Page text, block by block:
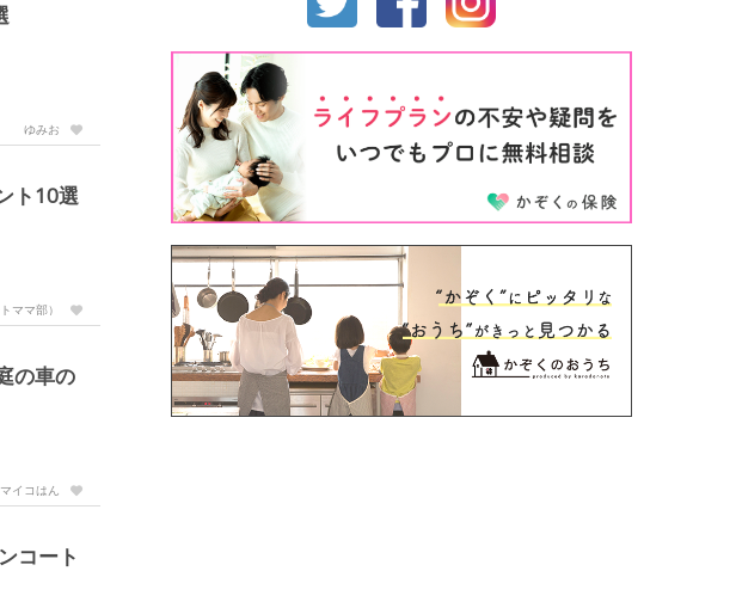
ゆみお
ト10選
ママ部）
の車の
マイコはん
コート
3才 4才
5才 6才